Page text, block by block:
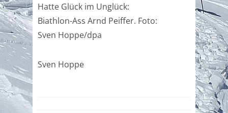
Hatte Glück im Unglück:
Biathlon-Ass Arnd Peiffer. Foto:
Sven Hoppe/dpa
Sven Hoppe